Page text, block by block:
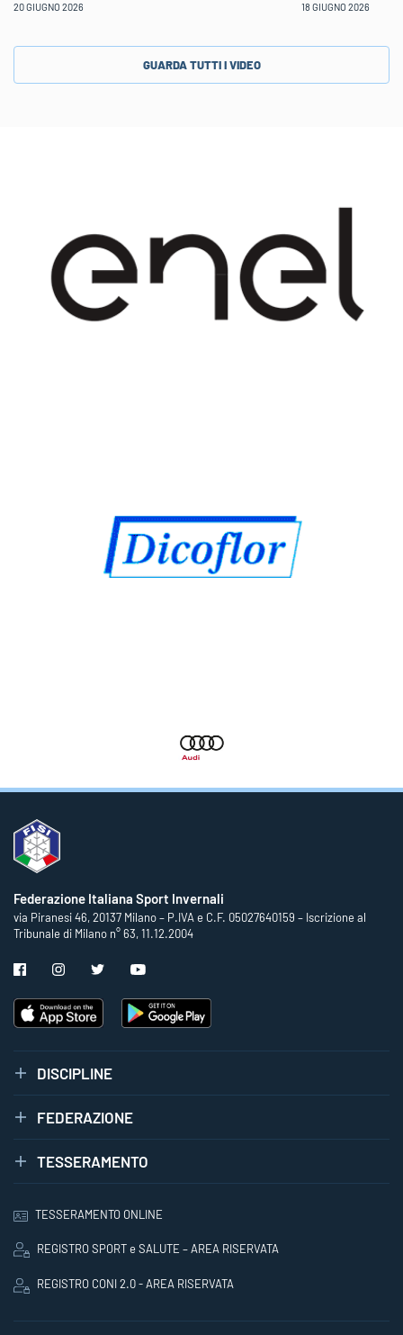
20 GIUGNO 2026 18 GIUGNO 2026
GUARDA TUTTI I VIDEO
Federazione Italiana Sport Invernali
via Piranesi 46, 20137 Milano – P.IVA e C.F. 05027640159 – Iscrizione al
Tribunale di Milano n° 63, 11.12.2004
DISCIPLINE
FEDERAZIONE
TESSERAMENTO
TESSERAMENTO ONLINE
REGISTRO SPORT e SALUTE – AREA RISERVATA
REGISTRO CONI 2.0 - AREA RISERVATA